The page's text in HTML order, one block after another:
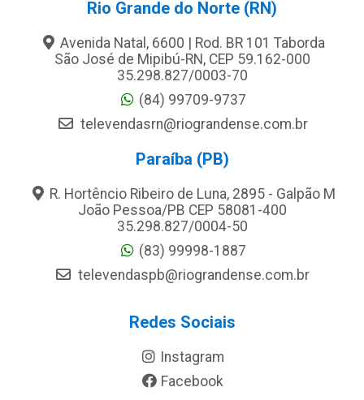
Rio Grande do Norte (RN)
Avenida Natal, 6600 | Rod. BR 101 Taborda
São José de Mipibú-RN, CEP 59.162-000
35.298.827/0003-70
(84) 99709-9737
televendasrn@riograndense.com.br
Paraíba (PB)
R. Hortêncio Ribeiro de Luna, 2895 - Galpão M
João Pessoa/PB CEP 58081-400
35.298.827/0004-50
(83) 99998-1887
televendaspb@riograndense.com.br
Redes Sociais
Instagram
Facebook